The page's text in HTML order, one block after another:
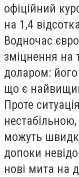
офіційний
на 1,4
Водночас
зміцнення на
доларом: його
що є
Проте
нестабільною,
можуть
допоки
нові мита на